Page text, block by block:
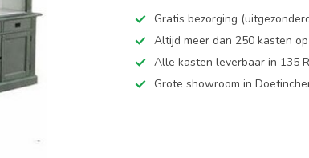
Gratis bezorging
Altijd meer dan 250 kasten
Alle kasten leverbaar in 135
Grote showroom in